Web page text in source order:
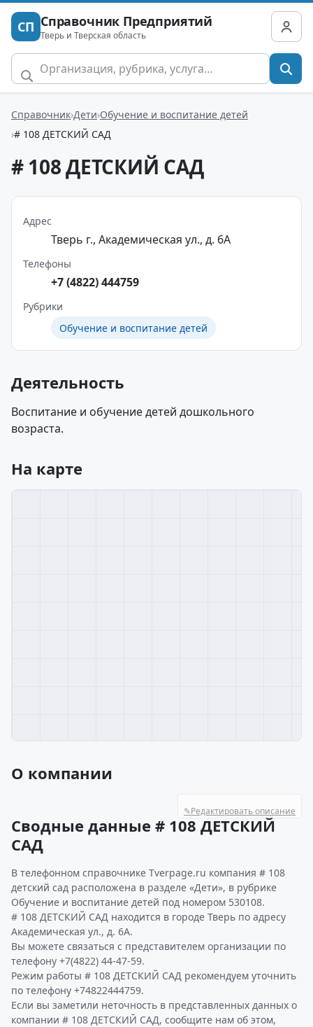
СП Справочник Предприятий
Тверь и Тверская область
Справочник Дети Обучение и воспитание детей
# 108 ДЕТСКИЙ САД
# 108 ДЕТСКИЙ САД
Адрес
Тверь г., Академическая ул., д. 6А
Телефоны
+7 (4822) 444759
Рубрики
Обучение и воспитание детей
Деятельность
Воспитание и обучение детей дошкольного
возраста.
На карте
О компании
✎Редактировать описание
Сводные данные # 108 ДЕТСКИЙ
САД
В телефонном справочнике Tverpage.ru компания # 108
детский сад расположена в разделе «Дети», в рубрике
Обучение и воспитание детей под номером 530108.
# 108 ДЕТСКИЙ САД находится в городе Тверь по адресу
Академическая ул., д. 6А.
Вы можете связаться с представителем организации по
телефону +7(4822) 44-47-59.
Режим работы # 108 ДЕТСКИЙ САД рекомендуем уточнить
по телефону +74822444759.
Если вы заметили неточность в представленных данных о
компании # 108 ДЕТСКИЙ САД, сообщите нам об этом,